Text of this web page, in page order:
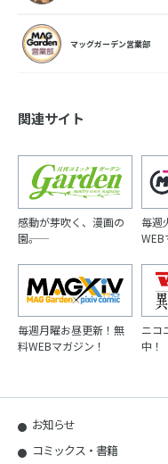
マッグガーデン営業部
関連サイト
感動が芽吹く、漫画の
園――。
毎週
WEB
毎週月曜お昼更新！無
料WEBマガジン！
ニコ
中！
お知らせ
コミックス・書籍